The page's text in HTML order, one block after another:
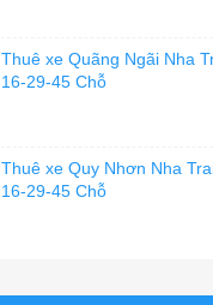
Thuê xe Quãng Ngãi Nha
16-29-45 Chỗ
Thuê xe Quy Nhơn Nha
16-29-45 Chỗ